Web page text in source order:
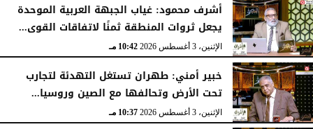
أشرف محمود: غياب الجبهة العربية الموحدة
يجعل ثروات المنطقة ثمنًا لاتفاقات القوى...
الإثنين، 3 أغسطس 2026 10:42 مـ
خبير أمني: طهران تستغل التهدئة لتجارب
تحت الأرض وتحالفها مع الصين وروسيا...
الإثنين، 3 أغسطس 2026 10:37 مـ